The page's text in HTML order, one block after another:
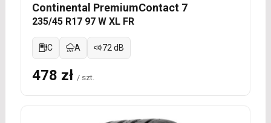
Continental PremiumContact 7
235/45 R17 97 W XL FR
C A 72 dB
478 zł / szt.